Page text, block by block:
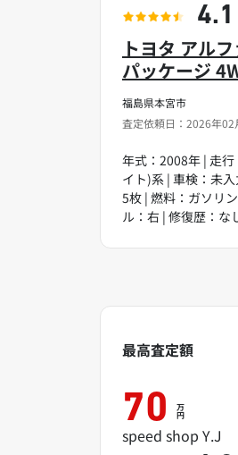
福島県本宮市
査定依頼日：2026年02
トヨタ アル
パッケージ
年式：2008年 | 走
イト)系 | 車検：未
5枚 | 燃料：ガソリ
ル：右 | 修復歴：な
4.1
最高査定額
70 万
円
speed shop Y.J